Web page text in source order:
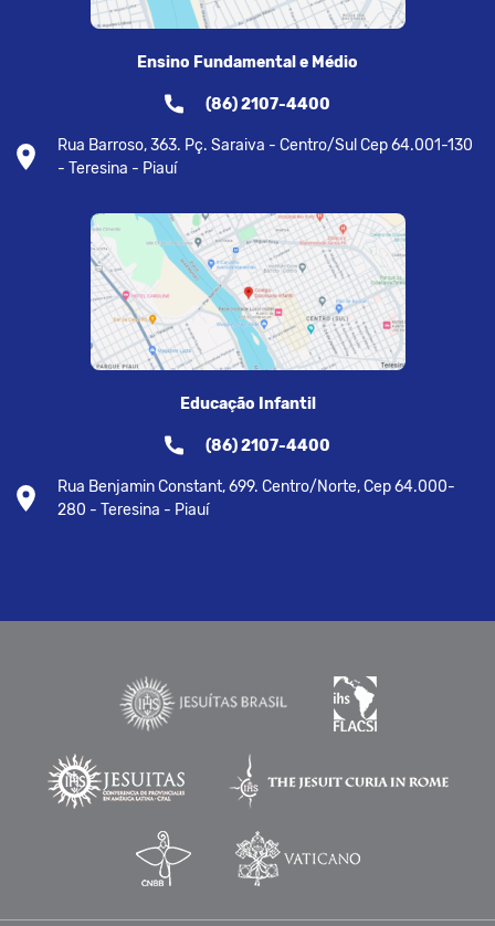
Ensino Fundamental e Médio
(86) 2107-4400
Rua Barroso, 363. Pç. Saraiva - Centro/Sul Cep 64.001-130
- Teresina - Piauí
Educação Infantil
(86) 2107-4400
Rua Benjamin Constant, 699. Centro/Norte, Cep 64.000-
280 - Teresina - Piauí